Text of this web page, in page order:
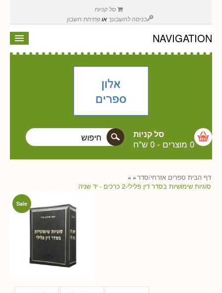
סל קניות
כניסה לחשבונך אופתיחת חשבון
NAVIGATION
סל קניות
0 מוצרים - 0 ש"ח
דף הבית » ספרים אזרחי/סדר »
סוגיות שימושיות בסדר דין פלילי-2 כרכים - יד שניה
Sale